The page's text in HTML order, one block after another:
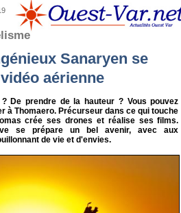
Sanaryen se
aérienne
De prendre de la hauteur ? Vous pouvez
à Thomaero. Précurseur dans ce qui touche
crée ses drones et réalise ses films.
se prépare un bel avenir, avec aux
de vie et d'envies.